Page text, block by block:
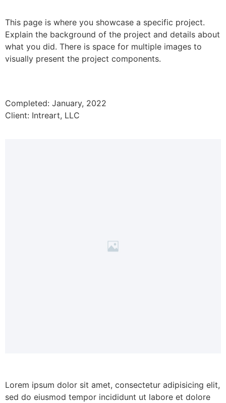
to
content
This page is where you showcase a specific project.
Explain the background of the project and details about
what you did. There is space for multiple images to
visually present the project components.
Completed: January, 2022
Client: Intreart, LLC
Lorem ipsum dolor sit amet, consectetur adipisicing elit,
sed do eiusmod tempor incididunt ut labore et dolore